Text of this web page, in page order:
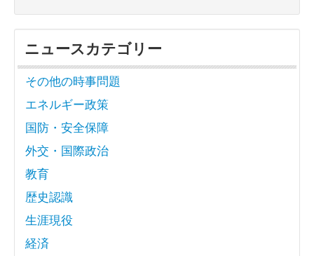
ニュースカテゴリー
その他の時事問題
エネルギー政策
国防・安全保障
外交・国際政治
教育
歴史認識
生涯現役
経済